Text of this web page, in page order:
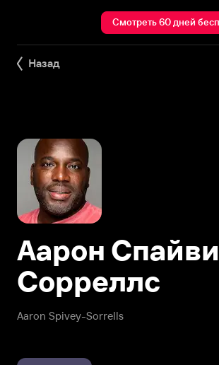
Смотреть 60 дней
Назад
Aaron Spivey-Sorrells
Аарон
Сорреллс